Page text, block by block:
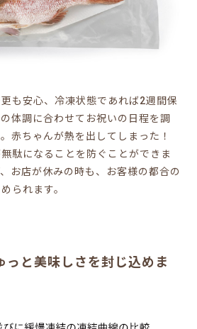
も安心、冷凍状態であれば2週間保
体調に合わせてお祝いの日程を調
赤ちゃんが熱を出してしまった！
駄になることを防ぐことができま
お店が休みの時も、お客様の都合の
られます。
っと美味しさを封じ込めま